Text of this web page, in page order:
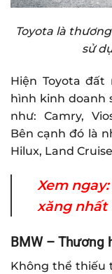
Toyota là
sử
Hiện Toyota
hình kinh doanh
như: Camry,
Bên cạnh đó là
Hilux, Land
Xem ngay:
xăng nhất
BMW – Thương
Không thể thiếu